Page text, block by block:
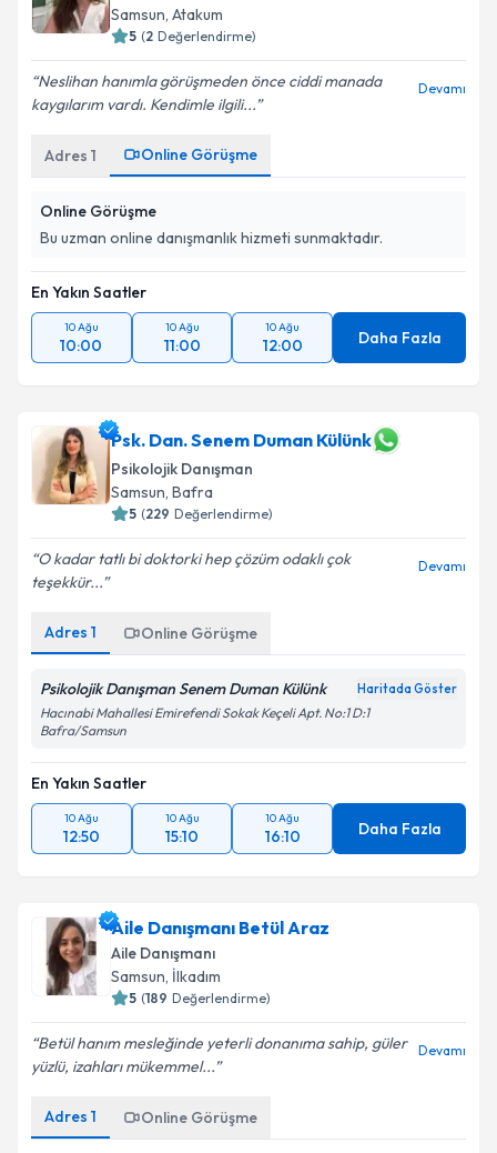
Samsun, Atakum
5 (2 Değerlendirme)
Neslihan hanımla görüşmeden önce ciddi manada
kaygılarım vardı. Kendimle ilgili...
Devamı
Adres 1 Online Görüşme
Online Görüşme
Bu uzman online danışmanlık hizmeti sunmaktadır.
En Yakın Saatler
10 Ağu
10:00
10 Ağu
11:00
10 Ağu
12:00 Daha Fazla
Psk. Dan. Senem Duman Külünk
Psikolojik Danışman
Samsun, Bafra
5 (229 Değerlendirme)
O kadar tatlı bi doktorki hep çözüm odaklı çok
teşekkür...
Devamı
Adres 1 Online Görüşme
Psikolojik Danışman Senem Duman Külünk Haritada Göster
Hacınabi Mahallesi Emirefendi Sokak Keçeli Apt. No:1 D:1
Bafra/Samsun
En Yakın Saatler
10 Ağu
12:50
10 Ağu
15:10
10 Ağu
16:10 Daha Fazla
Aile Danışmanı Betül Araz
Aile Danışmanı
Samsun, İlkadım
5 (189 Değerlendirme)
Betül hanım mesleğinde yeterli donanıma sahip, güler
yüzlü, izahları mükemmel...
Devamı
Adres 1 Online Görüşme